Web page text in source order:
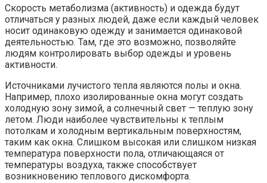
Скорость метаболизма (активность) и одежда будут
отличаться у разных людей, даже если каждый человек
носит одинаковую одежду и занимается одинаковой
деятельностью. Там, где это возможно, позволяйте
людям контролировать выбор одежды и уровень
активности.
Источниками лучистого тепла являются полы и окна.
Например, плохо изолированные окна могут создать
холодную зону зимой, а солнечный свет — теплую зону
летом. Люди наиболее чувствительны к теплым
потолкам и холодным вертикальным поверхностям,
таким как окна. Слишком высокая или слишком низкая
температура поверхности пола, отличающаяся от
температуры воздуха, также способствует
возникновению теплового дискомфорта.